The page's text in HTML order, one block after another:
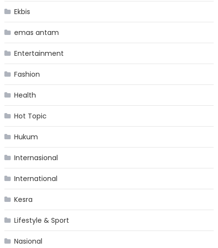
Ekbis
emas antam
Entertainment
Fashion
Health
Hot Topic
Hukum
Internasional
International
Kesra
Lifestyle & Sport
Nasional